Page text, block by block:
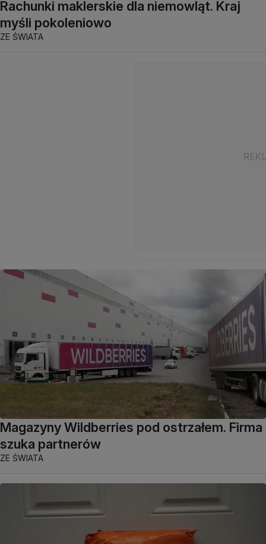
Rachunki maklerskie dla niemowląt. Kraj
myśli pokoleniowo
ZE ŚWIATA
Magazyny Wildberries pod ostrzałem. Firma
szuka partnerów
ZE ŚWIATA